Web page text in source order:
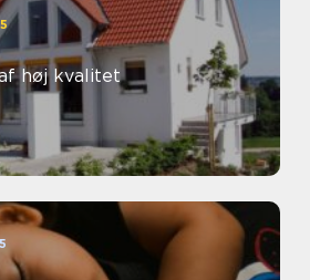
høj kvalitet